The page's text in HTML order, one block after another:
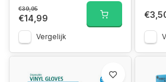
€39,95
€14,99
Vergelijk